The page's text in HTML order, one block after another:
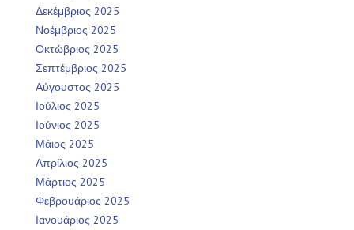
Δεκέμβριος 2025
Νοέμβριος 2025
Οκτώβριος 2025
Σεπτέμβριος 2025
Αύγουστος 2025
Ιούλιος 2025
Ιούνιος 2025
Μάιος 2025
Απρίλιος 2025
Μάρτιος 2025
Φεβρουάριος 2025
Ιανουάριος 2025